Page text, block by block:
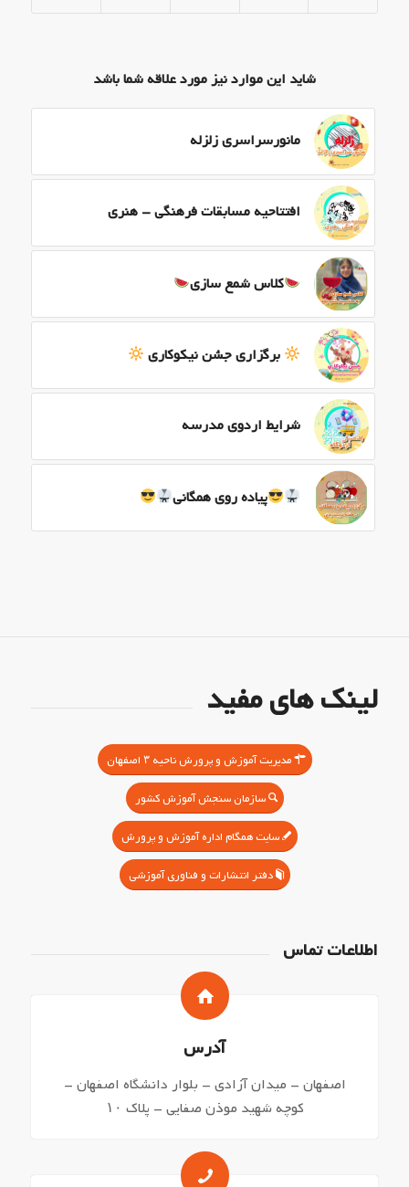
شاید این موارد نیز مورد علاقه شما باشد
مانورسراسری زلزله
افتتاحیه مسابقات فرهنگی – هنری
کلاس شمع سازی
برگزاری جشن نیکوکاری
شرایط اردوی مدرسه
پیاده روی همگانی
لینک های مفید
مدیریت آموزش و پرورش ناحیه ۳ اصفهان
سازمان سنجش آموزش کشور
سایت همگام اداره آموزش و پرورش
دفتر انتشارات و فناوری آموزشی
اطلاعات تماس
آدرس
اصفهان – میدان آزادی – بلوار دانشگاه اصفهان –
کوچه شهید موذن صفایی – پلاک ۱۰